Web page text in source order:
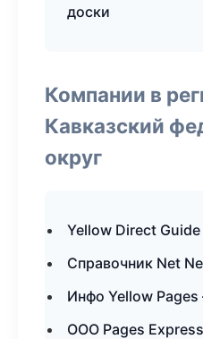
доски
Компании в
Кавказский
округ
Yellow Direct
Справочник Net
Инфо Yellow
ООО Pages